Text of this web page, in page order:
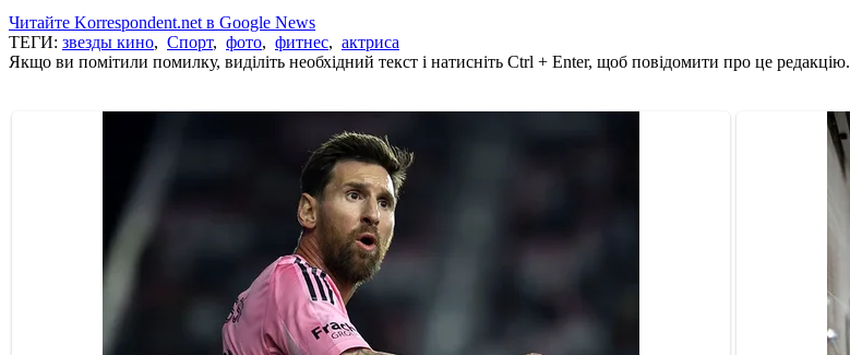
Читайте Korrespondent.net в Google News
ТЕГИ: звезды кино, Спорт, фото, фитнес, актриса
Якщо ви помітили помилку, виділіть необхідний текст і натисніть Ctrl + Enter, щоб повідомити про це редакцію.